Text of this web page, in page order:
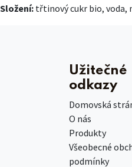
Složení: třtinový cukr bio, voda,
Užitečné
odkazy
Domovská
O nás
Produkty
Všeobecné
podmínky